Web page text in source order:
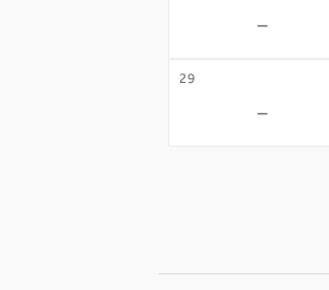
-
29
-